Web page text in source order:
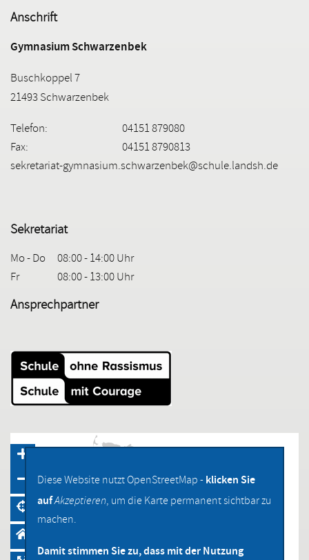
Anschrift
Gymnasium Schwarzenbek
Buschkoppel 7
21493 Schwarzenbek
Telefon:
04151 879080
Fax:
04151 8790813
sekretariat-gymnasium.schwarzenbek@schule.landsh.de
Sekretariat
Mo - Do
08:00 - 14:00 Uhr
Fr
08:00 - 13:00 Uhr
Ansprechpartner
Diese Website nutzt OpenStreetMap -klicken Sie
aufAkzeptieren, um die Karte permanent sichtbar zu
machen.
Damit stimmen Sie zu, dass mit der Nutzung